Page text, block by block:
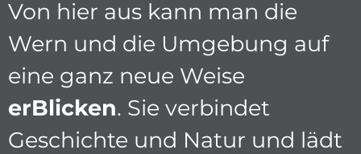
Von hier aus kann man die
Wern und die Umgebung auf
eine ganz neue Weise
erBlicken. Sie verbindet
Geschichte und Natur und lädt